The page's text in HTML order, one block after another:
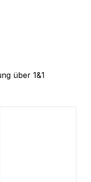
über 1&1